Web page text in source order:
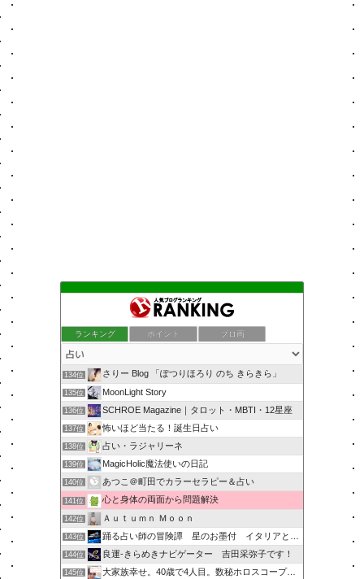
ランキング ポイント ブロ画
134位 さりー Blog 「ぽつりほろり のち きらきら」
135位 MoonLight Story
136位 SCHROE Magazine｜タロット・MBTI・12星座
137位 怖いほど当たる！誕生日占い
138位 占い・ラジャリーネ
139位 MagicHolic魔法使いの日記
140位 あつこ＠町田でカラーセラピー＆占い
141位 心と身体の両面から問題解決
142位 Ａｕｔｕｍｎ Ｍｏｏｎ
143位 踊る占い師の冒険譚 星のお墨付 イタリアとモナコ
144位 良運‐きらめきナビゲーター 吉田采弥子です！
145位 大家族幸せ。40歳で4人目。数秘ホロスコープで幸せ紐解きます